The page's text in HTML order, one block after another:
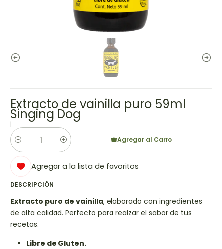
Extracto de vainilla puro 59ml
Singing Dog
|
Cantidad
Agregar al Carro
Agregar a la lista de favoritos
DESCRIPCIÓN
Extracto puro de vainilla, elaborado con ingredientes
de alta calidad. Perfecto para realzar el sabor de tus
recetas.
Libre de Gluten.